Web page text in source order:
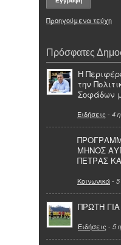
Προηγούμενα τεύχη
Πρόσφατες
Η
την
Σοφάδων
Ειδήσεις - 4
ΜΗΝΟΣ
ΠΕΤΡΑΣ
Κοινωνικά-
ΠΡΩΤΗ
Ειδήσεις - 5